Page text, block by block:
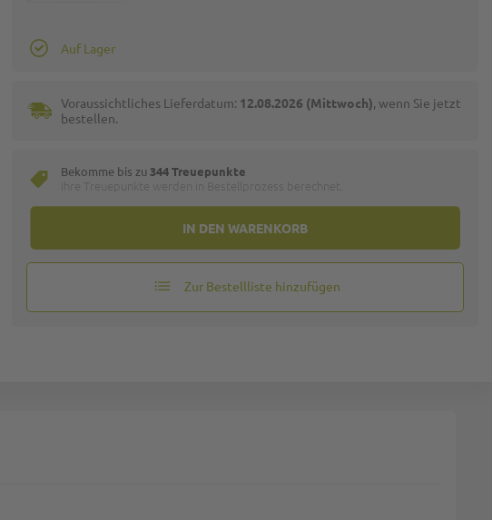
IN DEN WARENKORB
Auf Lager
Voraussichtliches Lieferdatum: 12.08.2026 (Mittwoch), wenn Sie jetzt
bestellen.
Bekomme bis zu344 Treuepunkte
Zur Bestellliste hinzufügen